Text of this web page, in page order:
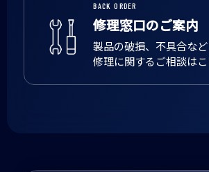
BACK ORDER
修理窓口のご案内
製品の破損、不具合など
修理に関するご相談は